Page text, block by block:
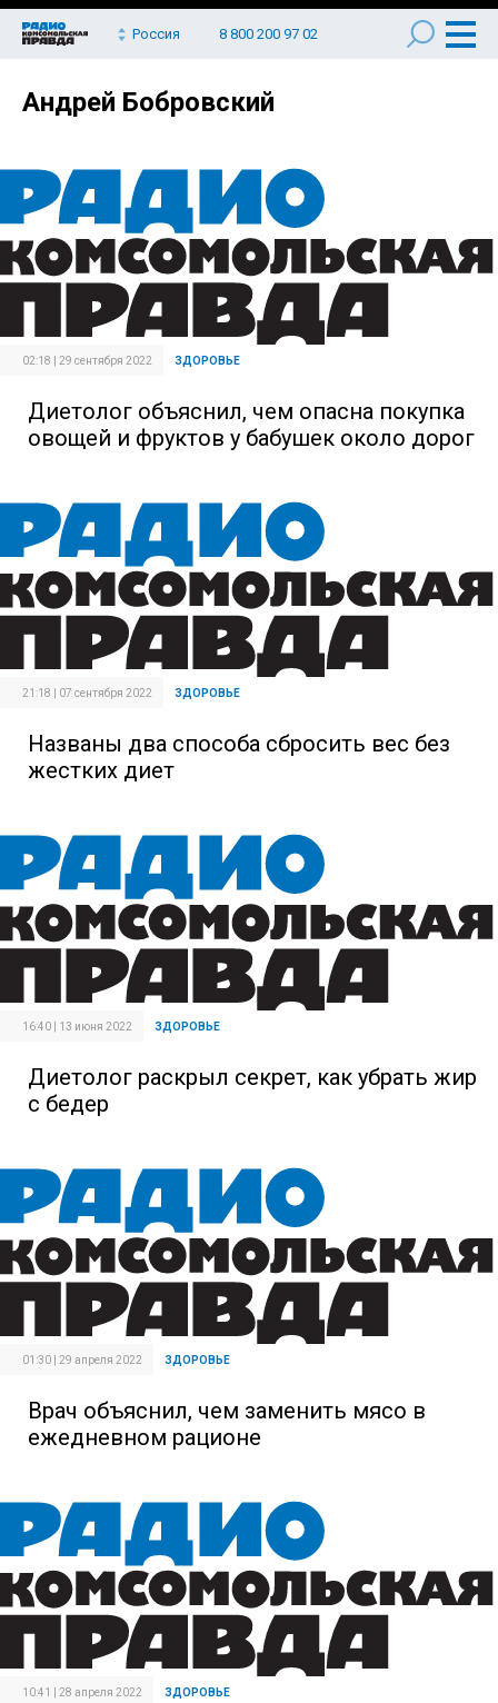
Россия 8 800 200 97 02
Андрей Бобровский
02:18 | 29 сентября 2022 ЗДОРОВЬЕ
Диетолог объяснил, чем опасна покупка
овощей и фруктов у бабушек около дорог
21:18 | 07 сентября 2022 ЗДОРОВЬЕ
Названы два способа сбросить вес без
жестких диет
16:40 | 13 июня 2022 ЗДОРОВЬЕ
Диетолог раскрыл секрет, как убрать жир
с бедер
01:30 | 29 апреля 2022 ЗДОРОВЬЕ
Врач объяснил, чем заменить мясо в
ежедневном рационе
10:41 | 28 апреля 2022 ЗДОРОВЬЕ